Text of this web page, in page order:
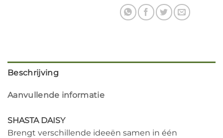
Beschrijving
Aanvullende informatie
SHASTA DAISY
Brengt verschillende ideeën samen in één